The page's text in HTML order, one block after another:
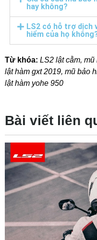
hay không?
LS2 có hỗ trợ dịch
hiểm của họ
Từ khóa: LS2 lật cằm, mũ
lật hàm gxt 2019, mũ bảo
lật hàm yohe 950
Bài viết liên